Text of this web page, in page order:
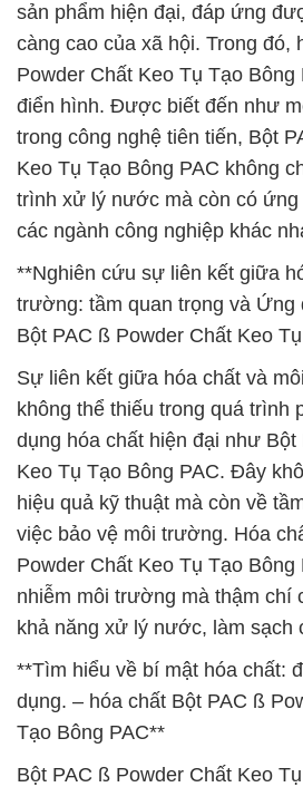
sản phẩm hiện đại, đáp ứng
càng cao của xã hội. Trong đó,
Powder Chất Keo Tụ Tạo Bông
điển hình. Được biết đến như
trong công nghệ tiên tiến, Bột
Keo Tụ Tạo Bông PAC không
trình xử lý nước mà còn có ứng
các ngành công nghiệp khác
**Nghiên cứu sự liên kết giữa
trường: tầm quan trọng và Ứng
Bột PAC ß Powder Chất Keo
Sự liên kết giữa hóa chất và
không thể thiếu trong quá trình
dụng hóa chất hiện đại như
Keo Tụ Tạo Bông PAC. Đây
hiệu quả kỹ thuật mà còn về
việc bảo vệ môi trường. Hóa
Powder Chất Keo Tụ Tạo Bông
nhiễm môi trường mà thậm chí
khả năng xử lý nước, làm sạch
**Tìm hiểu về bí mật hóa chất:
dụng. – hóa chất Bột PAC ß
Tạo Bông PAC**
Bột PAC ß Powder Chất Keo